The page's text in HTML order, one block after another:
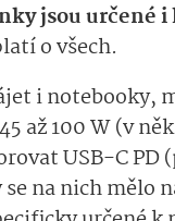
jsou určené
o všech.
i notebooky,
až 100 W (v
USB-C PD
na nich mělo